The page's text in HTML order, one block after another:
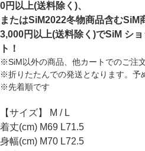
0円以上(送料除く)、
またはSiM2022冬物商品含むSiM
3,000円以上(送料除く)でSiM シ
ト！
※SiM以外の商品、他カートでのご注
※折りたたんでの発送となります。予
※先着順です
【サイズ】 M / L
着丈(cm) M69 L71.5
身幅(cm) M70 L72.5